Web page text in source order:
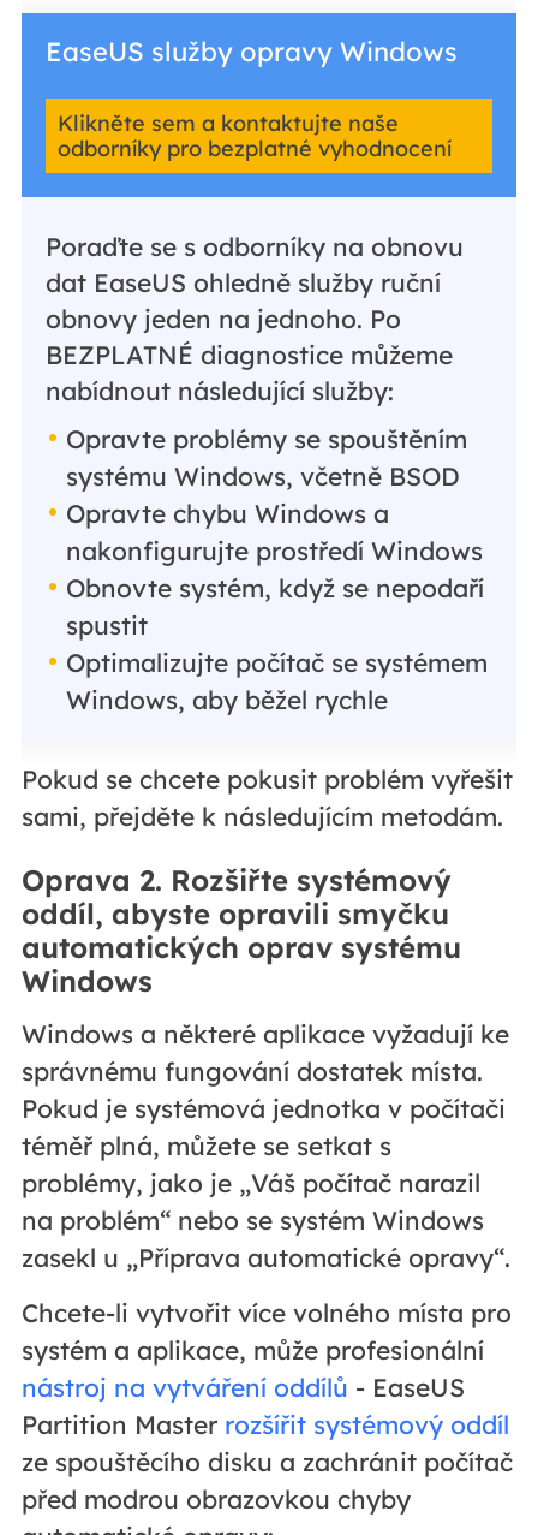
EaseUS služby opravy Windows
Klikněte sem a kontaktujte naše
odborníky pro bezplatné vyhodnocení
Poraďte se s odborníky na obnovu
dat EaseUS ohledně služby ruční
obnovy jeden na jednoho. Po
BEZPLATNÉ diagnostice můžeme
nabídnout následující služby:
Opravte problémy se spouštěním
systému Windows, včetně BSOD
Opravte chybu Windows a
nakonfigurujte prostředí Windows
Obnovte systém, když se nepodaří
spustit
Optimalizujte počítač se systémem
Windows, aby běžel rychle
Pokud se chcete pokusit problém vyřešit
sami, přejděte k následujícím metodám.
Oprava 2. Rozšiřte systémový
oddíl, abyste opravili smyčku
automatických oprav systému
Windows
Windows a některé aplikace vyžadují ke
správnému fungování dostatek místa.
Pokud je systémová jednotka v počítači
téměř plná, můžete se setkat s
problémy, jako je „Váš počítač narazil
na problém“ nebo se systém Windows
zasekl u „Příprava automatické opravy“.
Chcete-li vytvořit více volného místa pro
systém a aplikace, může profesionální
nástroj na vytváření oddílů - EaseUS
Partition Master rozšířit systémový oddíl
ze spouštěcího disku a zachránit počítač
před modrou obrazovkou chyby